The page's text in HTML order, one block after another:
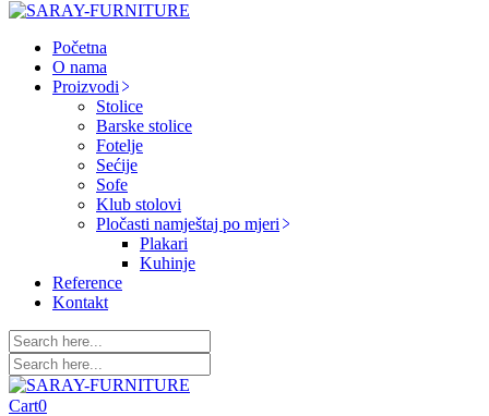
Početna
O nama
Proizvodi
Stolice
Barske stolice
Fotelje
Sećije
Sofe
Klub stolovi
Pločasti namještaj po mjeri
Plakari
Kuhinje
Reference
Kontakt
Cart0